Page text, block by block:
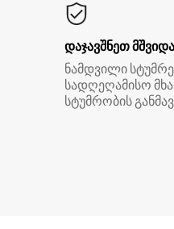
დაჯავშნეთ
ნამდვილი
სადღეღამისო
სტუმრობის